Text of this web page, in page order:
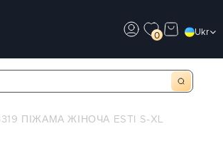
0 Ukr
ПІЖАМА ЖІНОЧА ESTI S-XL